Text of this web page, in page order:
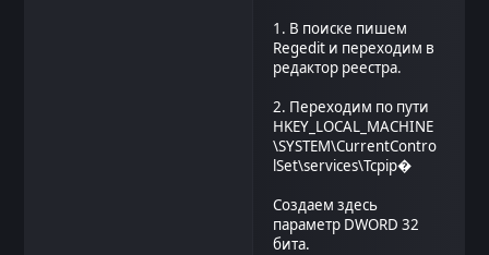
1. В поиске пишем
Regedit и переходим в
редактор реестра.
2. Переходим по пути
HKEY_LOCAL_MACHINE
\SYSTEM\CurrentContro
lSet\services\Tcpip�
Создаем здесь
параметр DWORD 32
бита.